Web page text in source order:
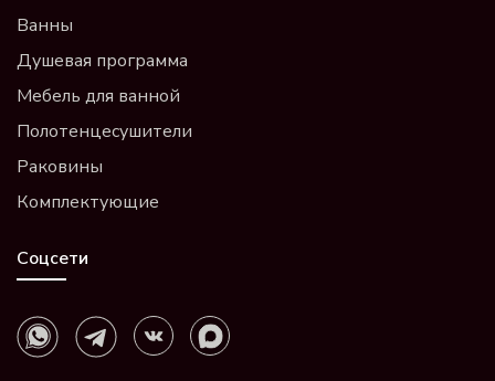
Ванны
Душевая программа
Мебель для ванной
Полотенцесушители
Раковины
Комплектующие
Соцсети